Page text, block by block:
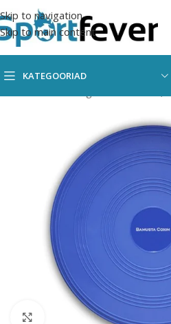
Skip to navigation
Skip to main content
KATEGOORIAD
Suurendamiseks klõpsake